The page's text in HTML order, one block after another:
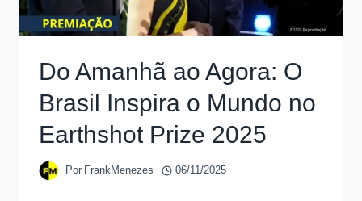
Do Amanhã ao Agora: O
Brasil Inspira o Mundo no
Earthshot Prize 2025
Por FrankMenezes 06/11/2025